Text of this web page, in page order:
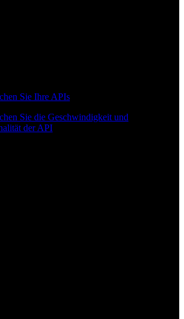
Sie Ihre APIs
Sie die Geschwindigkeit und
der API